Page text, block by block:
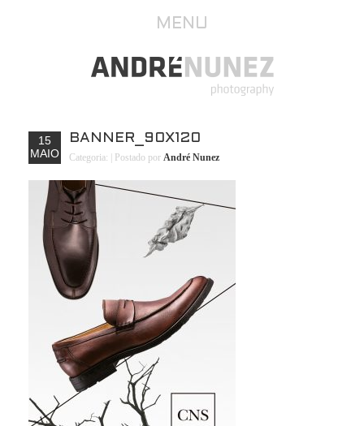
MENU
15
MAIO
BANNER_90X120
Categoria: | Postado por André Nunez